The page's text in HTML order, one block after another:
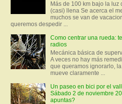
Más de 100 km bajo la luz
(casi) llena Se acerca el
muchos se van de
queremos despedir ...
Como centrar una rueda:
radios
Mecánica básica de
A veces no hay más
que queramos ignorarlo,
mueve claramente ...
Un paseo en bici por el
Sábado 2 de noviembre
apuntas?